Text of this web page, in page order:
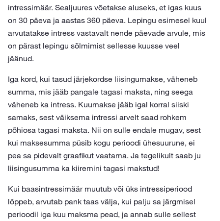
intressimäär. Sealjuures võetakse aluseks, et igas kuus
on 30 päeva ja aastas 360 päeva. Lepingu esimesel kuul
arvutatakse intress vastavalt nende päevade arvule, mis
on pärast lepingu sõlmimist sellesse kuusse veel
jäänud.
Iga kord, kui tasud järjekordse liisingumakse, väheneb
summa, mis jääb pangale tagasi maksta, ning seega
väheneb ka intress. Kuumakse jääb igal korral siiski
samaks, sest väiksema intressi arvelt saad rohkem
põhiosa tagasi maksta. Nii on sulle endale mugav, sest
kui maksesumma püsib kogu perioodi ühesuurune, ei
pea sa pidevalt graafikut vaatama. Ja tegelikult saab ju
liisingusumma ka kiiremini tagasi makstud!
Kui baasintressimäär muutub või üks intressiperiood
lõppeb, arvutab pank taas välja, kui palju sa järgmisel
perioodil iga kuu maksma pead, ja annab sulle sellest